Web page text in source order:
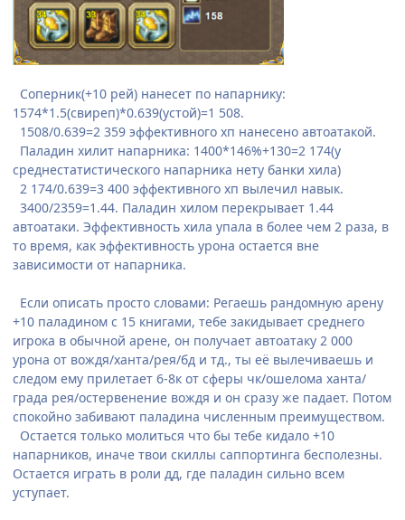
Соперник(+10 рей) нанесет по напарнику:
1574*1.5(свиреп)*0.639(устой)=1 508.
1508/0.639=2 359 эффективного хп нанесено автоатакой.
Паладин хилит напарника: 1400*146%+130=2 174(у
среднестатистического напарника нету банки хила)
2 174/0.639=3 400 эффективного хп вылечил навык.
3400/2359=1.44. Паладин хилом перекрывает 1.44
автоатаки. Эффективность хила упала в более чем 2 раза, в
то время, как эффективность урона остается вне
зависимости от напарника.
Если описать просто словами: Регаешь рандомную арену
+10 паладином с 15 книгами, тебе закидывает среднего
игрока в обычной арене, он получает автоатаку 2 000
урона от вождя/ханта/рея/бд и тд., ты её вылечиваешь и
следом ему прилетает 6-8к от сферы чк/ошелома ханта/
града рея/остервенение вождя и он сразу же падает. Потом
спокойно забивают паладина численным преимуществом.
Остается только молиться что бы тебе кидало +10
напарников, иначе твои скиллы саппортинга бесполезны.
Остается играть в роли дд, где паладин сильно всем
уступает.